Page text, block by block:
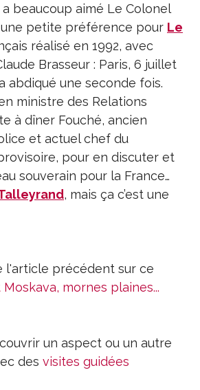
beaucoup aimé Le Colonel
une petite préférence pour Le
réalisé en 1992, avec
Brasseur : Paris, 6 juillet
abdiqué une seconde fois.
ministre des Relations
à dîner Fouché, ancien
et actuel chef du
pour en discuter et
souverain pour la France…
, mais ça c’est une
l'article précédent sur ce
Moskava, mornes plaines...
un aspect ou un autre
des visites guidées